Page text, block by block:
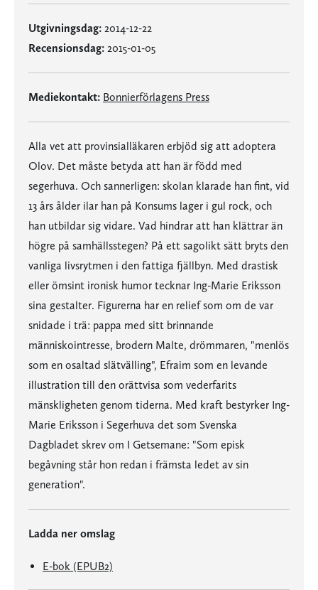
Utgivningsdag: 2014-12-22
Recensionsdag: 2015-01-05
Mediekontakt: Bonnierförlagens Press
Alla vet att provinsialläkaren erbjöd sig att adoptera
Olov. Det måste betyda att han är född med
segerhuva. Och sannerligen: skolan klarade han fint, vid
13 års ålder ilar han på Konsums lager i gul rock, och
han utbildar sig vidare. Vad hindrar att han klättrar än
högre på samhällsstegen? På ett sagolikt sätt bryts den
vanliga livsrytmen i den fattiga fjällbyn. Med drastisk
eller ömsint ironisk humor tecknar Ing-Marie Eriksson
sina gestalter. Figurerna har en relief som om de var
snidade i trä: pappa med sitt brinnande
människointresse, brodern Malte, drömmaren, "menlös
som en osaltad slätvälling", Efraim som en levande
illustration till den orättvisa som vederfarits
mänskligheten genom tiderna. Med kraft bestyrker Ing-
Marie Eriksson i Segerhuva det som Svenska
Dagbladet skrev om I Getsemane: "Som episk
begåvning står hon redan i främsta ledet av sin
generation".
Ladda ner omslag
E-bok (EPUB2)